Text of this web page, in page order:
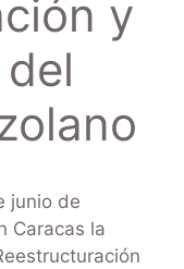
y
junio de
Caracas la